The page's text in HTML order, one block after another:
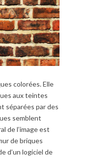
colorées. Elle
aux teintes
séparées par des
semblent
de l’image est
de briques
d’un logiciel de